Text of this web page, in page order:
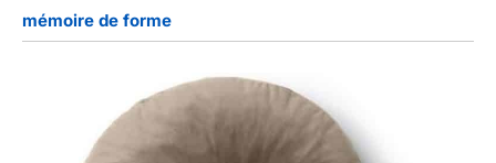
mémoire de forme